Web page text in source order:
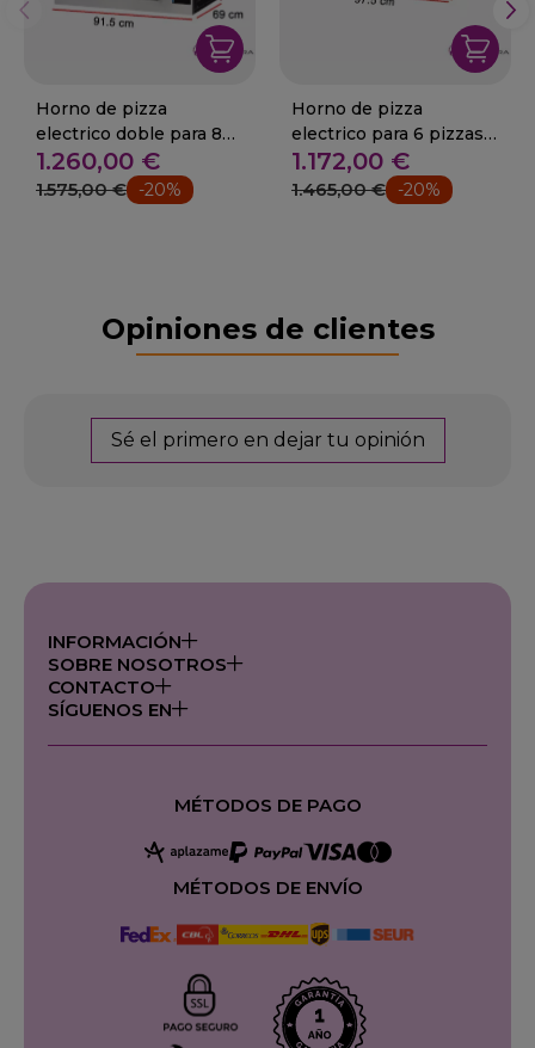
Horno de pizza
electrico doble para 8
pizzas de 25 cm 6Kw
1.260,00 €
1.575,00 € -20%
Horno de pizza
electrico para 6 pizzas
32cm 7.2 Kw.
1.172,00 €
1.465,00 € -20%
Opiniones de clientes
Sé el primero en dejar tu opinión
INFORMACIÓN
SOBRE NOSOTROS
CONTACTO
SÍGUENOS EN
MÉTODOS DE PAGO
MÉTODOS DE ENVÍO